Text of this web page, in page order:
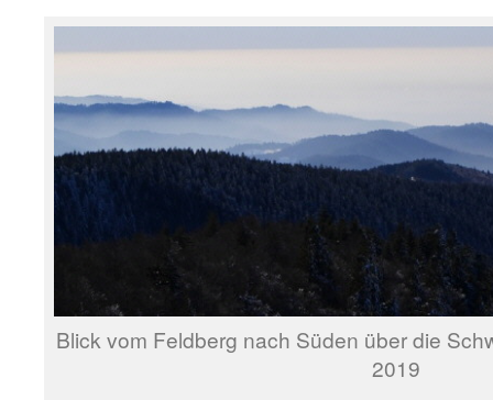
Blick vom Feldberg nach Süden über die
2019